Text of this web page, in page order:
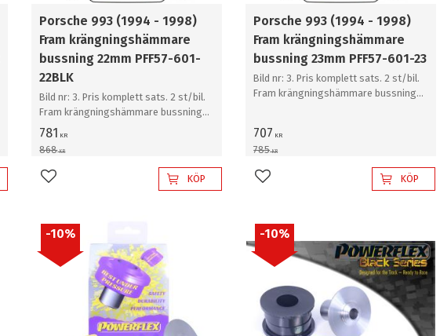
Porsche 993 (1994 - 1998)
Fram krängningshämmare
bussning 22mm PFF57-601-
22BLK
Bild nr: 3. Pris komplett sats. 2 st/bil.
Fram krängningshämmare bussning
22mm
781 KR
868KR
Lägg till i favoriter KÖP
Porsche 993 (1994 - 1998)
Fram krängningshämmare
bussning 23mm PFF57-601-23
Bild nr: 3. Pris komplett sats. 2 st/bil.
Fram krängningshämmare bussning
707 KR
785KR
Lägg till i favoriter KÖP
10% 10%